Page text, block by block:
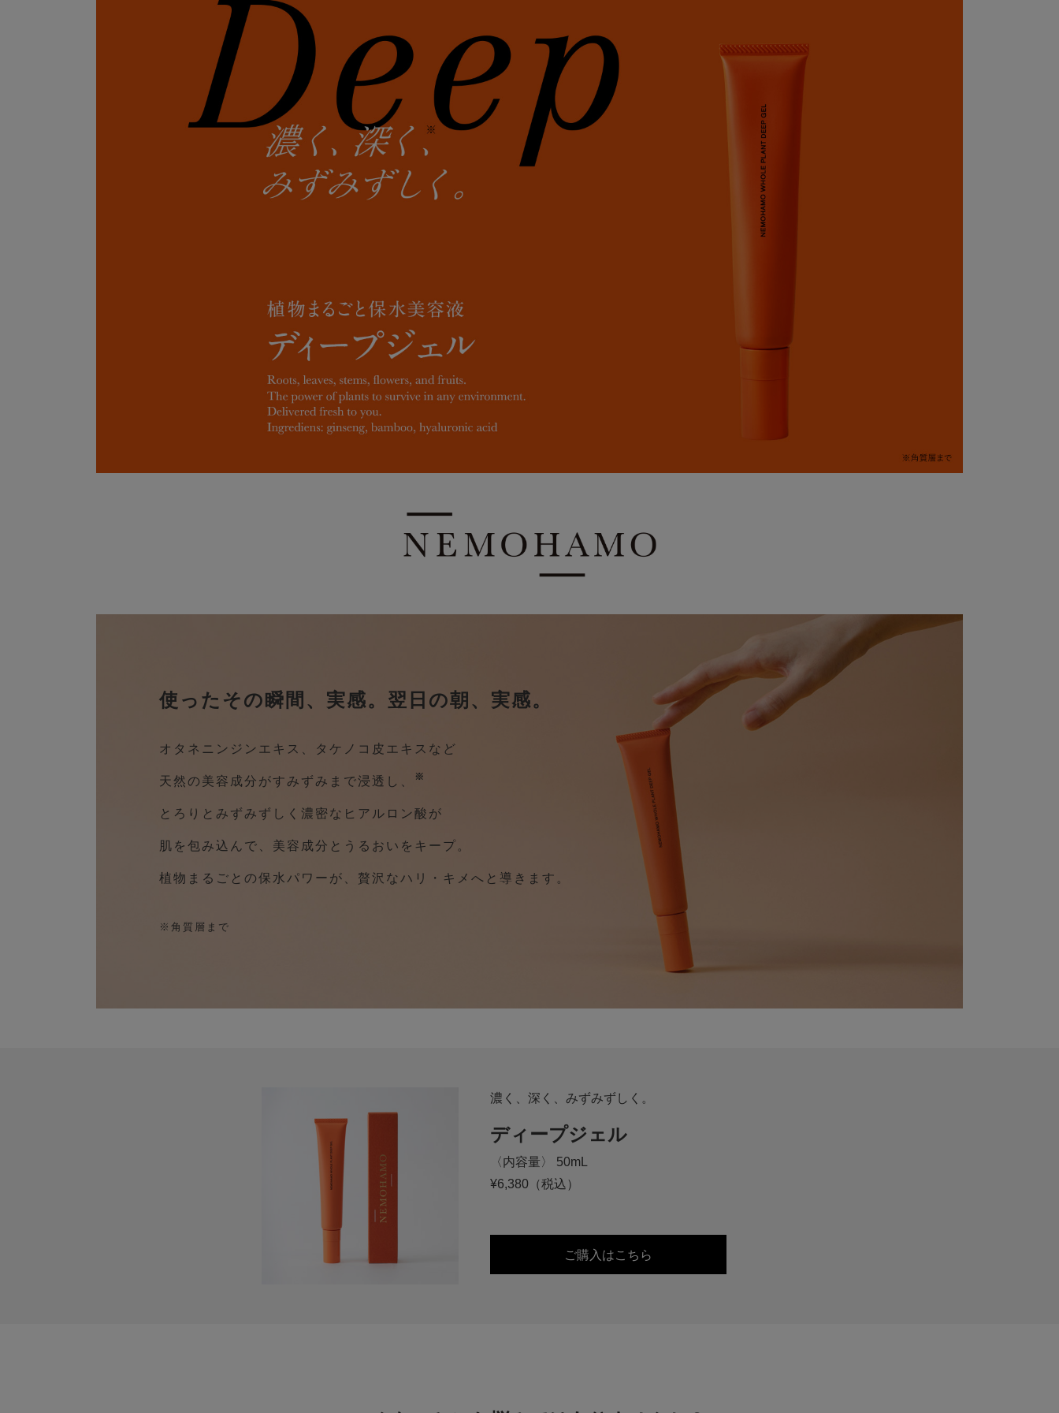
使ったその瞬間、実感。 翌日の朝、実感。
オタネニンジンエキス、タケノコ皮エキスなど
天然の美容成分がすみずみまで浸透し、 ※
とろりとみずみずしく濃密なヒアルロン酸が
肌を包み込んで、美容成分とうるおいをキープ。
植物まるごとの保水パワーが、贅沢なハリ・キメへと導きます。
※角質層まで
濃く、深く、みずみずしく。
ディープジェル
〈内容量〉 50mL
¥6,380（税込）
ご購入はこちら